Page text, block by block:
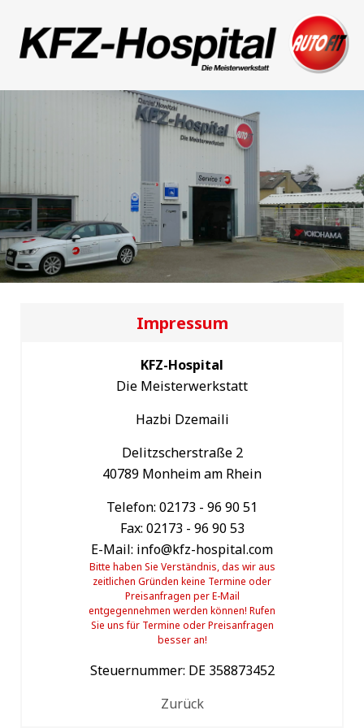
Impressum
KFZ-Hospital
Die Meisterwerkstatt
Hazbi Dzemaili
Delitzscherstraße 2
40789 Monheim am Rhein
Telefon: 02173 - 96 90 51
Fax: 02173 - 96 90 53
E-Mail: info@kfz-hospital.com
Bitte haben Sie Verständnis, das wir aus
zeitlichen Gründen keine Termine oder
Preisanfragen per E-Mail
entgegennehmen werden können! Rufen
Sie uns für Termine oder Preisanfragen
besser an!
Steuernummer: DE 358873452
Zurück